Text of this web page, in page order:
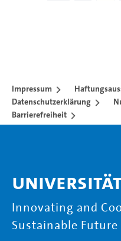
Impressum
Datenschutzerklärung
Barrierefreiheit
Innovating and
Sustainable